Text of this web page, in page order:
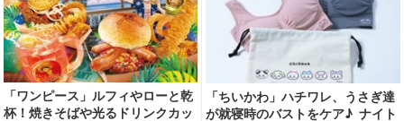
「ワンピース」ルフィやローと乾
杯！焼きそばや光るドリンクカッ
「ちいかわ」ハチワレ、うさぎ達
が就寝時のバストをケア♪ ナイト